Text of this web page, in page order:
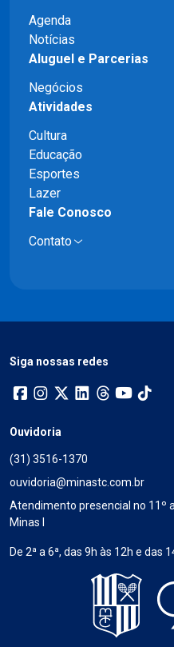
Agenda
Notícias
Aluguel e Parcerias
Negócios
Atividades
Cultura
Educação
Esportes
Lazer
Fale Conosco
Contato
Siga nossas redes
Ouvidoria
(31) 3516-1370
ouvidoria@minastc.com.br
Atendimento presencial no 11º
Minas I
De 2ª a 6ª, das 9h às 12h e das